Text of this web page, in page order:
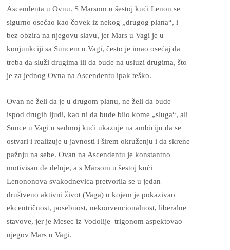
Ascendenta u Ovnu. S Marsom u šestoj kući Lenon se
sigurno osećao kao čovek iz nekog „drugog plana“, i
bez obzira na njegovu slavu, jer Mars u Vagi je u
konjunkciji sa Suncem u Vagi, često je imao osećaj da
treba da služi drugima ili da bude na usluzi drugima, što
je za jednog Ovna na Ascendentu ipak teško.
Ovan ne želi da je u drugom planu, ne želi da bude
ispod drugih ljudi, kao ni da bude bilo kome „sluga“, ali
Sunce u Vagi u sedmoj kući ukazuje na ambiciju da se
ostvari i realizuje u javnosti i širem okruženju i da skrene
pažnju na sebe. Ovan na Ascendentu je konstantno
motivisan de deluje, a s Marsom u šestoj kući
Lenononova svakodnevica pretvorila se u jedan
društveno aktivni život (Vaga) u kojem je pokazivao
ekcentričnost, posebnost, nekonvencionalnost, liberalne
stavove, jer je Mesec iz Vodolije trigonom aspektovao
njegov Mars u Vagi.